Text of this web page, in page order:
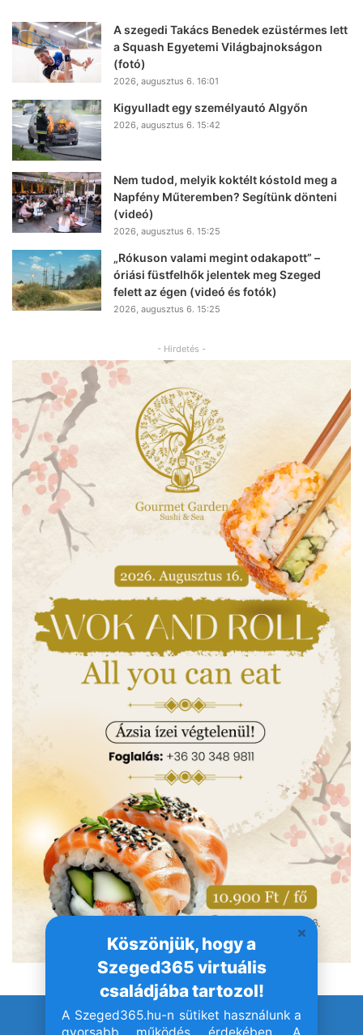
Köszönjük, hogy a
Szeged365 virtuális
családjába tartozol!
A Szeged365.hu-n sütiket használunk a
gyorsabb működés érdekében. A
A szegedi Takács Benedek ezüstérmes lett
a Squash Egyetemi Világbajnokságon
(fotó)
2026, augusztus 6. 16:01
Kigyulladt egy személyautó Algyőn
2026, augusztus 6. 15:42
Nem tudod, melyik koktélt kóstold meg a
Napfény Műteremben? Segítünk dönteni
(videó)
2026, augusztus 6. 15:25
„Rókuson valami megint odakapott” –
óriási füstfelhők jelentek meg Szeged
felett az égen (videó és fotók)
2026, augusztus 6. 15:25
- Hirdetés -
© Szeged365.hu I Minden jog fenntartva!